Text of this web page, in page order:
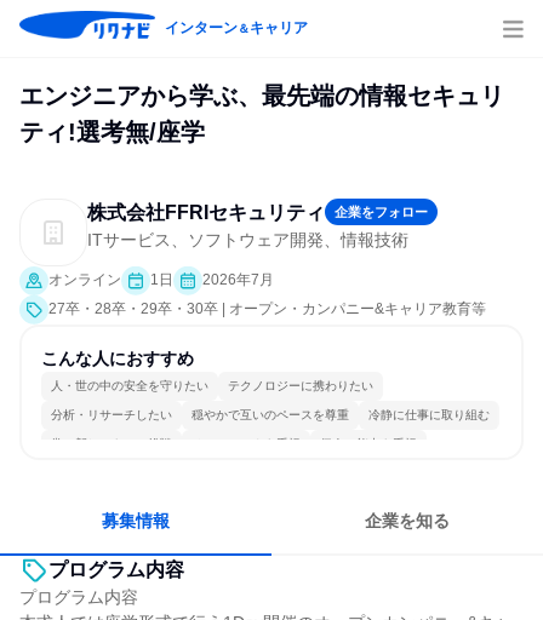
インターン＆キャリア
エンジニアから学ぶ、最先端の情報セキュリ
ティ!選考無/座学
株式会社FFRIセキュリティ 企業をフォロー
ITサービス、ソフトウェア開発、情報技術
オンライン 1日
2026年7月
27卒・28卒・29卒・30卒 | オープン・カンパニー&キャリア教育等
こんな人におすすめ
人・世の中の安全を守りたい テクノロジーに携わりたい
分析・リサーチしたい 穏やかで互いのペースを尊重 冷静に仕事に取り組む
常に新しいものに挑戦 チームワークを重視 個人の能力を重視
募集情報 企業を知る
プログラム内容
プログラム内容